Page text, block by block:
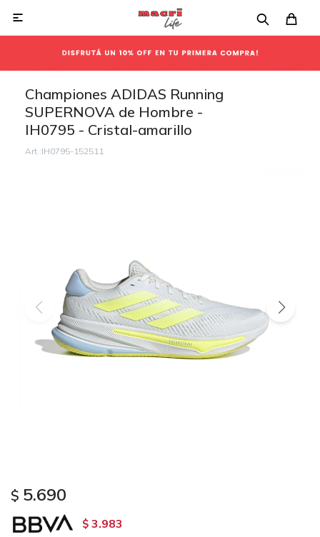

Championes ADIDAS Running
SUPERNOVA de Hombre -
IH0795 - Cristal-amarillo
IH0795-152511
$ 5.690
$ 3.983